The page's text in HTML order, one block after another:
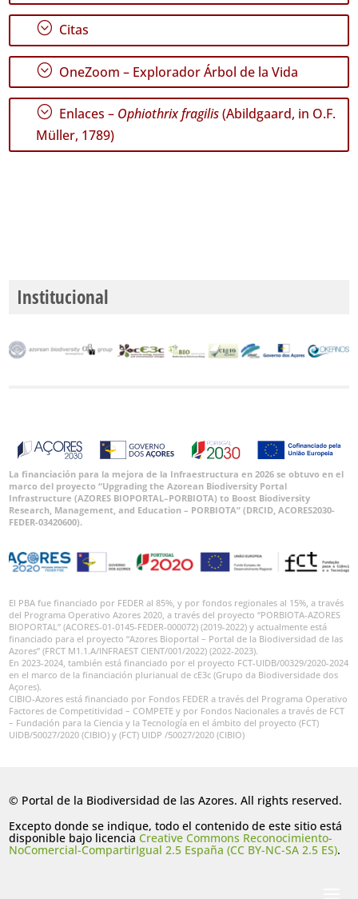
; Citas
; OneZoom – Explorador Árbol de la Vida
; Enlaces – Ophiothrix fragilis(Abildgaard, in O.F.
Müller, 1789)
Institucional
La financiación para la mejora de la Infraestructura en 2026 se obtuvo en el
marco del proyecto “Upgrading the Azorean Biodiversity Portal
Infrastructure (AZORES BIOPORTAL–PORBIOTA) to Boost Biodiversity
Research, Management, and Education – PORBIOTA” (DRCID, ACORES2030-
FEDER-03420600).
El PBA fue financiado por FEDER al 85%, y por fondos regionales al 15%, a través
del Programa Operativo Azores 2020, a través del proyecto “PORBIOTA-AZORES
BIOPORTAL” (ACORES-01-0145-FEDER-000072) (2019-2022) y actualmente está
financiado para el proyecto “Azores Bioportal – Portal de la Biodiversidad de las
Azores” (FRCT M1.1.A/INFRAEST CIENT/001/2022) (2022-2023).
En 2023-2024, también está financiado por el proyecto FCT-UIDB/00329/2020-2024
en el marco de la financiación plurianual de cE3c (Grupo da Biodiversidade dos
Açores).
CIBIO-Azores está financiado por Fondos FEDER a través del Programa Operativo
Factores de Competitividad – COMPETE y por Fondos Nacionales a través de FCT
– Fundación para la Ciencia y la Tecnología en el ámbito del proyecto (FCT)
UIDB/50027/2020 (CIBIO) y (FCT) UIDP /50027/2020 (CIBIO)
© Portal de la Biodiversidad de las Azores. All rights reserved.
Excepto donde se indique, todo el contenido de este sitio está
disponible bajo licenciaCreative Commons Reconocimiento-
NoComercial-CompartirIgual 2.5 España (CC BY-NC-SA 2.5 ES).